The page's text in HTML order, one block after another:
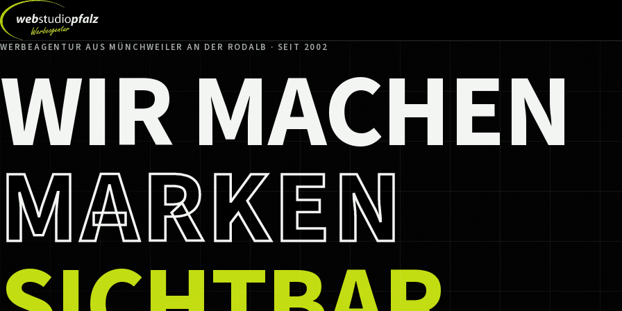
WERBEAGENTUR AUS MÜNCHWEILER AN DER RODALB · SEIT 2002
WIR MACHEN
MARKEN